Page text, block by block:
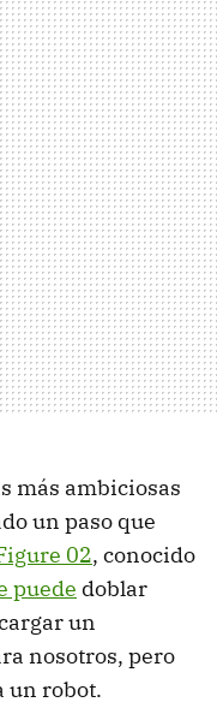
más ambiciosas
un paso que
02, conocido
puede doblar
un
nosotros, pero
un robot.